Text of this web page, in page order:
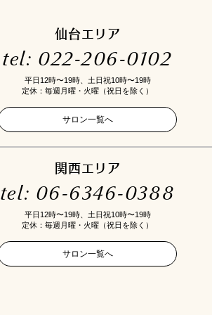
仙台エリア
tel: 022-206-0102
平日12時〜19時、土日祝10時〜19時
定休：毎週月曜・火曜（祝日を除く）
サロン一覧へ
関西エリア
tel: 06-6346-0388
平日12時〜19時、土日祝10時〜19時
定休：毎週月曜・火曜（祝日を除く）
サロン一覧へ